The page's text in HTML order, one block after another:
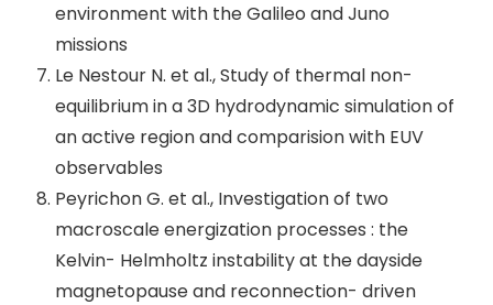
environment with the Galileo and Juno
missions
Le Nestour N. et al., Study of thermal non-
equilibrium in a 3D hydrodynamic simulation of
an active region and comparision with EUV
observables
Peyrichon G. et al., Investigation of two
macroscale energization processes : the
Kelvin- Helmholtz instability at the dayside
magnetopause and reconnection- driven